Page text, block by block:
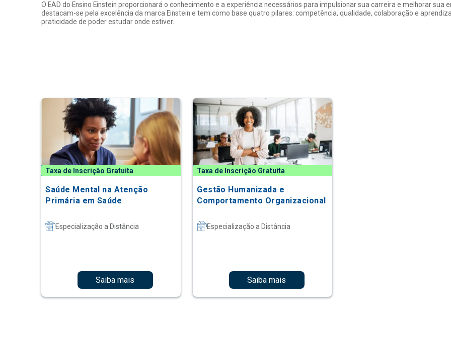
O EAD do Ensino Einstein proporcionará o conhecimento e a experiência necessários para impulsionar sua carreira e melhorar
destacam-se pela excelência da marca Einstein e tem como base quatro pilares: competência, qualidade, colaboração e
praticidade de poder estudar onde estiver.
Taxa de Inscrição Gratuita
Saúde Mental na Atenção
Primária em Saúde
Especialização a Distância
Saiba mais
Taxa de Inscrição Gratuita
Gestão Humanizada e
Comportamento Organizacional
Especialização a Distância
Saiba mais